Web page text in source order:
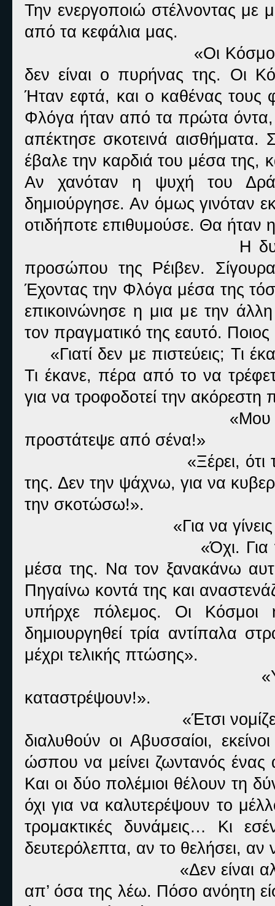
Την ενεργοποιώ στέλνοντας με
από τα κεφάλια μας.
«Οι
δεν είναι ο πυρήνας της. Οι
Ήταν εφτά, και ο καθένας
Φλόγα ήταν από τα πρώτα
απέκτησε σκοτεινά
έβαλε την καρδιά του μέσα της,
Αν χανόταν η ψυχή του
δημιούργησε. Αν όμως γινόταν
οτιδήποτε επιθυμούσε. Θα ήταν
Η
προσώπου της Ρέιβεν.
Έχοντας την Φλόγα μέσα της
επικοινώνησε η μια με την
τον πραγματικό της εαυτό.
«Γιατί δεν με πιστεύεις; Τι
Τι έκανε, πέρα από το να
για να τροφοδοτεί την ακόρεστη
«Μου
προστάτεψε από σένα!»
«Ξέρει,
της. Δεν την ψάχνω, για να
την σκοτώσω!».
«Για να
«Όχι.
μέσα της. Να τον ξανακάνω
Πηγαίνω κοντά της και
υπήρχε πόλεμος. Οι Κόσμοι
δημιουργηθεί τρία αντίπαλα
μέχρι τελικής πτώσης».
καταστρέψουν!».
«Έτσι
διαλυθούν οι Αβυσσαίοι,
ώσπου να μείνει ζωντανός
Και οι δύο πολέμιοι θέλουν τη
όχι για να καλυτερέψουν το
τρομακτικές δυνάμεις… Κι
δευτερόλεπτα, αν το θελήσει, αν
«Δεν είναι
απ’ όσα της λέω. Πόσο ανόητη